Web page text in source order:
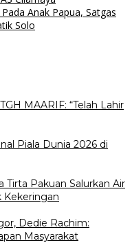
Anak Papua, Satgas
Solo
MAARIF: “Telah Lahir
Piala Dunia 2026 di
Pakuan Salurkan Air
Kekeringan
Dedie Rachim:
Masyarakat